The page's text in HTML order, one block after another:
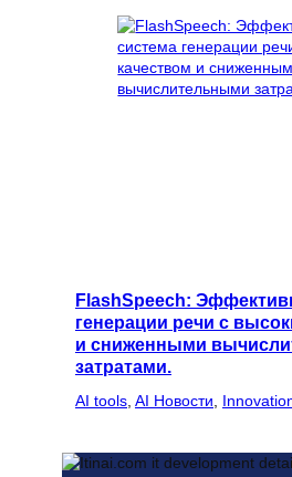
FlashSpeech:
генерации речи с
и сниженными
затратами.
AI tools AI Новости